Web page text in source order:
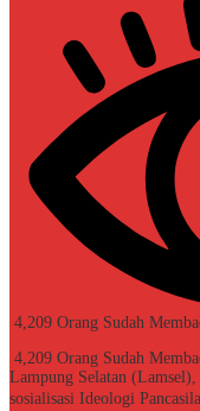
4,209 Orang Sudah
4,209 Orang Sudah
Lampung Selatan
sosialisasi Ideologi